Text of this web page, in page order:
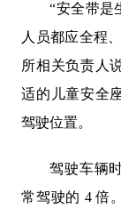
“安全带是
人员都应全程
所相关负责人
适的儿童安全
驾驶位置。
驾驶车辆
常驾驶的 4 倍